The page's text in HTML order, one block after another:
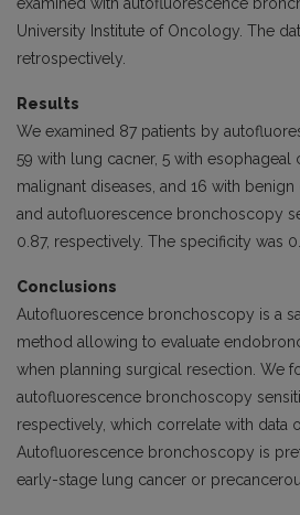
University Institute of Oncology. The
retrospectively.
Results
We examined 87 patients by
59 with lung cacner, 5 with esophageal
malignant diseases, and 16 with
and autofluorescence bronchoscopy
0.87, respectively. The specificity was
Conclusions
Autofluorescence bronchoscopy is a
method allowing to evaluate
when planning surgical resection. We
autofluorescence bronchoscopy
respectively, which correlate with data
Autofluorescence bronchoscopy is
early-stage lung cancer or